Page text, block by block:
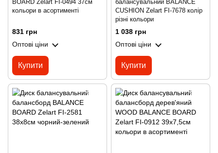
BOARD Zelart FI-0494 37см
кольори в асортименті
831 грн
Оптові ціни
Купити
балансувальний BALANCE
CUSHION Zelart FI-7678 колір
різні кольори
1 038 грн
Оптові ціни
Купити